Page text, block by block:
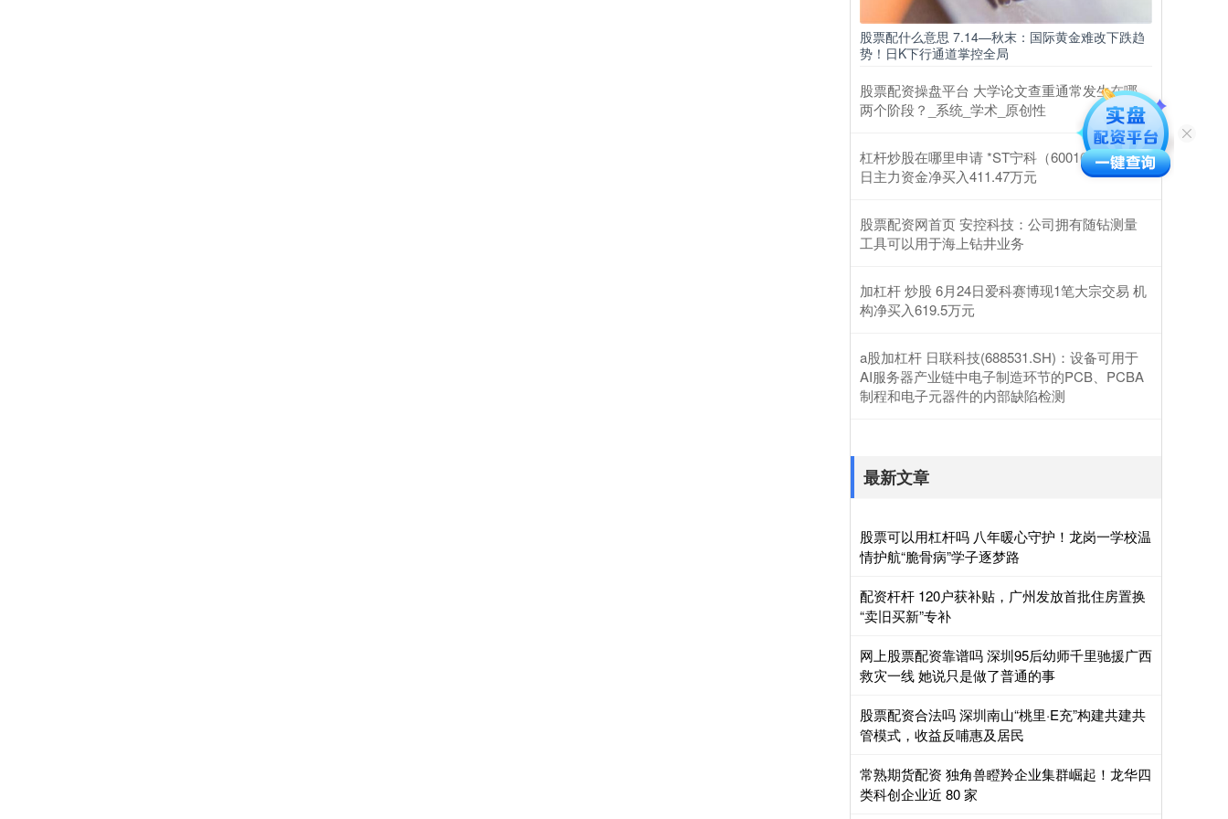
股票配什么意思 7.14—秋末：国际黄金难改下跌趋
势！日K下行通道掌控全局
股票配资操盘平台 大学论文查重通常发生在哪
两个阶段？_系统_学术_原创性
杠杆炒股在哪里申请 *ST宁科（600165）2月25
日主力资金净买入411.47万元
股票配资网首页 安控科技：公司拥有随钻测量
工具可以用于海上钻井业务
加杠杆 炒股 6月24日爱科赛博现1笔大宗交易 机
构净买入619.5万元
a股加杠杆 日联科技(688531.SH)：设备可用于
AI服务器产业链中电子制造环节的PCB、PCBA
制程和电子元器件的内部缺陷检测
最新文章
股票可以用杠杆吗 八年暖心守护！龙岗一学校温
情护航“脆骨病”学子逐梦路
配资杆杆 120户获补贴，广州发放首批住房置换
“卖旧买新”专补
网上股票配资靠谱吗 深圳95后幼师千里驰援广西
救灾一线 她说只是做了普通的事
股票配资合法吗 深圳南山“桃里·E充”构建共建共
管模式，收益反哺惠及居民
常熟期货配资 独角兽瞪羚企业集群崛起！龙华四
类科创企业近 80 家